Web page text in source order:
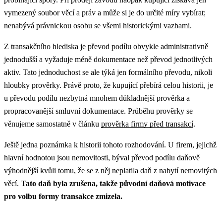
vymezený soubor věcí a práv a může si je do určité míry vybírat;
nenabývá právnickou osobu se všemi historickými vazbami.
Z transakčního hlediska je převod podílu obvykle administrativně
jednodušší a vyžaduje méně dokumentace než převod jednotlivých
aktiv. Tato jednoduchost se ale týká jen formálního převodu, nikoli
hloubky prověrky. Právě proto, že kupující přebírá celou historii, je
u převodu podílu nezbytná mnohem důkladnější prověrka a
propracovanější smluvní dokumentace. Průběhu prověrky se
věnujeme samostatně v článku prověrka firmy před transakcí.
Ještě jedna poznámka k historii tohoto rozhodování. U firem, jejichž
hlavní hodnotou jsou nemovitosti, býval převod podílu daňově
výhodnější kvůli tomu, že se z něj neplatila daň z nabytí nemovitých
věcí. Tato daň byla zrušena, takže původní daňová motivace
pro volbu formy transakce zmizela.